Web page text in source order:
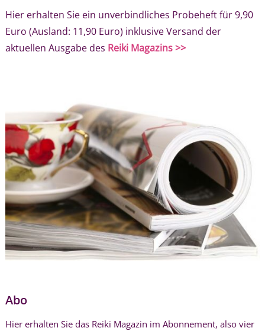
Hier erhalten Sie ein unverbindliches Probeheft für 9,90
Euro (Ausland: 11,90 Euro) inklusive Versand der
aktuellen Ausgabe des Reiki Magazins >>
Abo
Hier erhalten Sie das Reiki Magazin im Abonnement, also vier